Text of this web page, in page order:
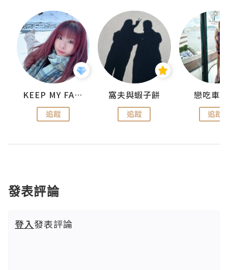
KEEP MY FAITH
追蹤
窩夫與蝦子餅
追蹤
戀吃車
追蹤
發表評論
登入發表評論